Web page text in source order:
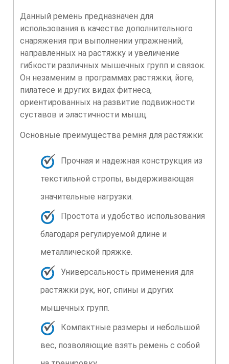
Данный ремень предназначен для
использования в качестве дополнительного
снаряжения при выполнении упражнений,
направленных на растяжку и увеличение
гибкости различных мышечных групп и связок.
Он незаменим в программах растяжки, йоге,
пилатесе и других видах фитнеса,
ориентированных на развитие подвижности
суставов и эластичности мышц.
Основные преимущества ремня для растяжки:
Прочная и надежная конструкция из
текстильной стропы, выдерживающая
значительные нагрузки.
Простота и удобство использования
благодаря регулируемой длине и
металлической пряжке.
Универсальность применения для
растяжки рук, ног, спины и других
мышечных групп.
Компактные размеры и небольшой
вес, позволяющие взять ремень с собой